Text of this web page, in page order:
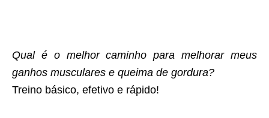
Qual é o melhor caminho para melhorar meus
ganhos musculares e queima de gordura?
Treino básico, efetivo e rápido!